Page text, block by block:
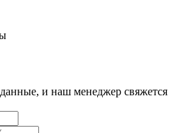
и наш менеджер свяжется